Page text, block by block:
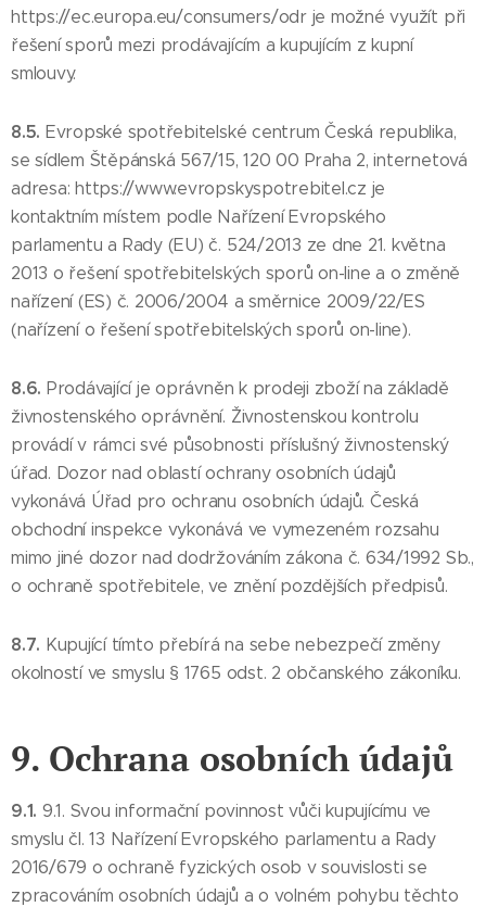
https://ec.europa.eu/consumers/odr je možné využít při
řešení sporů mezi prodávajícím a kupujícím z kupní
smlouvy.
8.5. Evropské spotřebitelské centrum Česká republika,
se sídlem Štěpánská 567/15, 120 00 Praha 2, internetová
adresa: https://www.evropskyspotrebitel.cz je
kontaktním místem podle Nařízení Evropského
parlamentu a Rady (EU) č. 524/2013 ze dne 21. května
2013 o řešení spotřebitelských sporů on-line a o změně
nařízení (ES) č. 2006/2004 a směrnice 2009/22/ES
(nařízení o řešení spotřebitelských sporů on-line).
8.6. Prodávající je oprávněn k prodeji zboží na základě
živnostenského oprávnění. Živnostenskou kontrolu
provádí v rámci své působnosti příslušný živnostenský
úřad. Dozor nad oblastí ochrany osobních údajů
vykonává Úřad pro ochranu osobních údajů. Česká
obchodní inspekce vykonává ve vymezeném rozsahu
mimo jiné dozor nad dodržováním zákona č. 634/1992 Sb.,
o ochraně spotřebitele, ve znění pozdějších předpisů.
8.7. Kupující tímto přebírá na sebe nebezpečí změny
okolností ve smyslu § 1765 odst. 2 občanského zákoníku.
9. Ochrana osobních údajů
9.1. 9.1. Svou informační povinnost vůči kupujícímu ve
smyslu čl. 13 Nařízení Evropského parlamentu a Rady
2016/679 o ochraně fyzických osob v souvislosti se
zpracováním osobních údajů a o volném pohybu těchto